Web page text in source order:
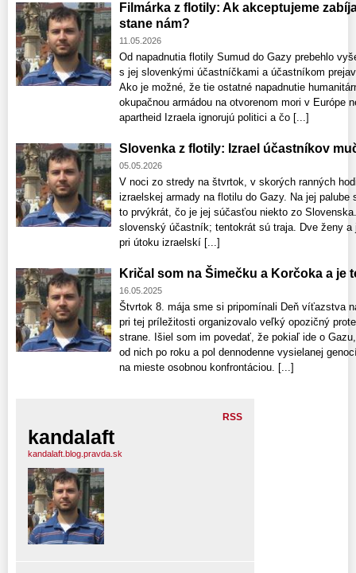
Filmárka z flotily: Ak akceptujeme
stane nám?
11.05.2026
Od napadnutia flotily Sumud do Gazy prebehlo
s jej slovenkými účastníčkami a účastníkom
Ako je možné, že tie ostatné napadnutie
okupačnou armádou na otvorenom mori v Európe
apartheid Izraela ignorujú politici a čo [...]
Slovenka z flotily: Izrael účastníkov
05.05.2026
V noci zo stredy na štvrtok, v skorých ranných
izraelskej armady na flotilu do Gazy. Na jej
to prvýkrát, čo je jej súčasťou niekto zo
slovenský účastník; tentokrát sú traja. Dve ženy
pri útoku izraelskí [...]
Kričal som na Šimečku a Korčoka a je
16.05.2025
Štvrtok 8. mája sme si pripomínali Deň víťazstva
pri tej príležitosti organizovalo veľký opozičný
strane. Išiel som im povedať, že pokiaľ ide o
od nich po roku a pol dennodenne vysielanej
na mieste osobnou konfrontáciou. [...]
RSS
kandalaft
kandalaft.blog.pravda.sk